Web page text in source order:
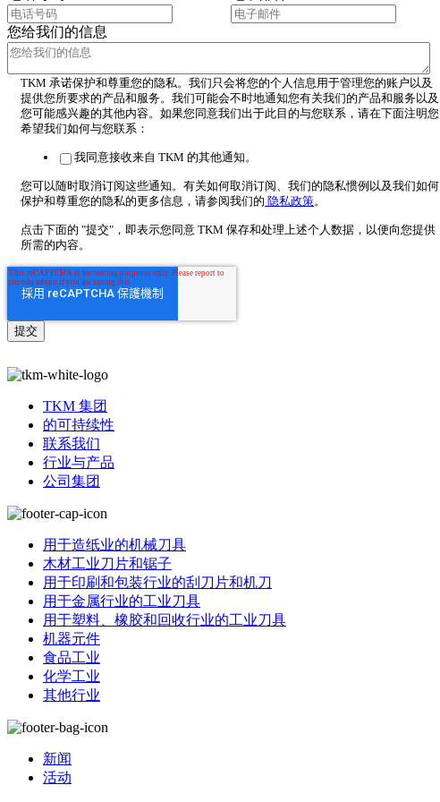
您给我们的信息
TKM 承诺保护和尊重您的隐私。我们只会将您的个人信息用于管理您的账户以及
提供您所要求的产品和服务。我们可能会不时地通知您有关我们的产品和服务以及
您可能感兴趣的其他内容。如果您同意我们出于此目的与您联系，请在下面注明您
希望我们如何与您联系：
我同意接收来自 TKM 的其他通知。
您可以随时取消订阅这些通知。有关如何取消订阅、我们的隐私惯例以及我们如何
保护和尊重您的隐私的更多信息，请参阅我们的 隐私政策。
点击下面的 "提交"，即表示您同意 TKM 保存和处理上述个人数据，以便向您提供
所需的内容。
TKM 集团
的可持续性
联系我们
行业与产品
公司集团
用于造纸业的机械刀具
木材工业刀片和锯子
用于印刷和包装行业的刮刀片和机刀
用于金属行业的工业刀具
用于塑料、橡胶和回收行业的工业刀具
机器元件
食品工业
化学工业
其他行业
新闻
活动